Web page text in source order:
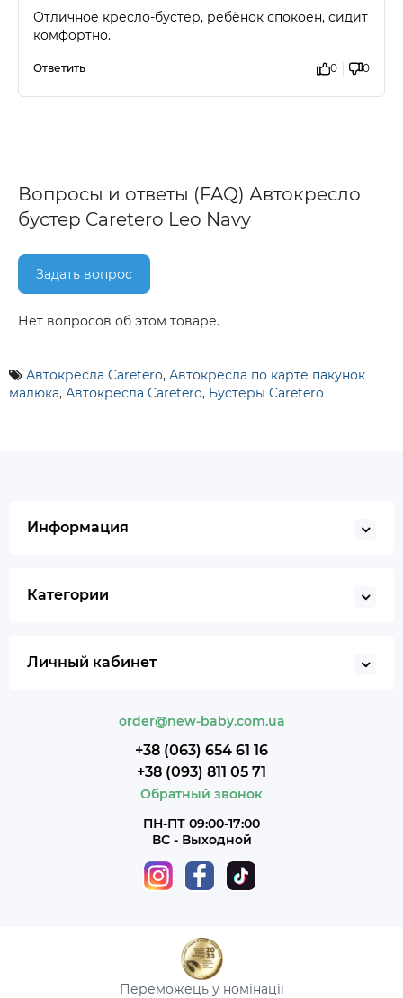
Отличное кресло-бустер, ребёнок спокоен, сидит
комфортно.
Ответить 0 0
Вопросы и ответы (FAQ) Автокресло
бустер Caretero Leo Navy
Задать вопрос
Нет вопросов об этом товаре.
Автокресла Caretero, Автокресла по карте пакунок
малюка, Автокресла Caretero, Бустеры Caretero
Информация
Категории
Личный кабинет
order@new-baby.com.ua
+38 (063) 654 61 16
+38 (093) 811 05 71
Обратный звонок
ПН-ПТ 09:00-17:00
ВС - Выходной
Переможець у номінації